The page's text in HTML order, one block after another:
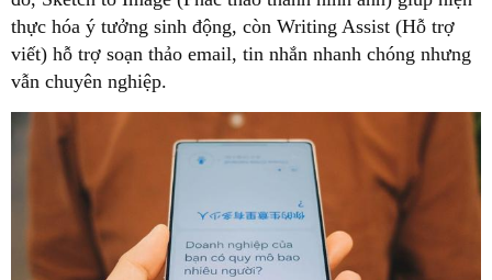
thực hóa ý tưởng sinh động, còn Writing Assist (Hỗ trợ
viết) hỗ trợ soạn thảo email, tin nhắn nhanh chóng nhưng
vẫn chuyên nghiệp.